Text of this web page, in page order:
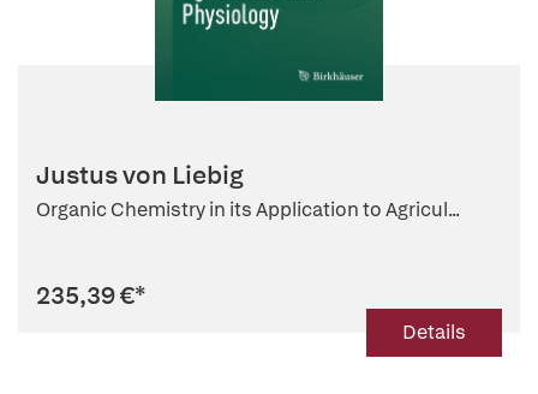
Justus von Liebig
Organic Chemistry in its Application to Agricul...
235,39 €*
Details